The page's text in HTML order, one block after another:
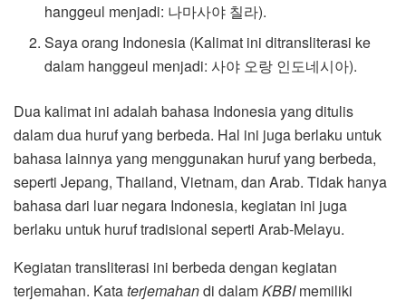
hanggeul menjadi: 나마사야 칠라).
Saya orang Indonesia (Kalimat ini ditransliterasi ke
dalam hanggeul menjadi: 사야 오랑 인도네시아).
Dua kalimat ini adalah bahasa Indonesia yang ditulis
dalam dua huruf yang berbeda. Hal ini juga berlaku untuk
bahasa lainnya yang menggunakan huruf yang berbeda,
seperti Jepang, Thailand, Vietnam, dan Arab. Tidak hanya
bahasa dari luar negara Indonesia, kegiatan ini juga
berlaku untuk huruf tradisional seperti Arab-Melayu.
Kegiatan transliterasi ini berbeda dengan kegiatan
terjemahan. Kataterjemahandi dalamKBBImemiliki